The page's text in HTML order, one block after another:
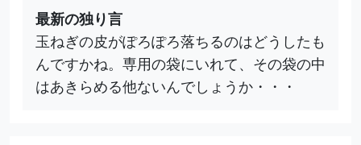
最新の独り言
玉ねぎの皮がぽろぽろ落ちるのはどうしたも
んですかね。専用の袋にいれて、その袋の中
はあきらめる他ないんでしょうか・・・